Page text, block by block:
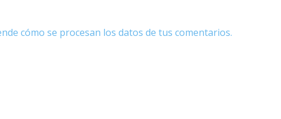
cómo se procesan los datos de tus comentarios.